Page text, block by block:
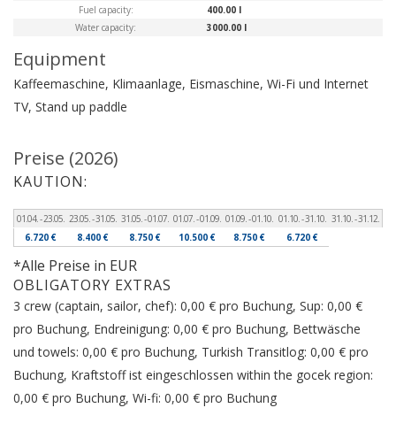
Fuel capacity:
400.00 l
Water capacity:
3000.00 l
Equipment
Kaffeemaschine, Klimaanlage, Eismaschine, Wi-Fi und Internet
TV, Stand up paddle
Preise (2026)
KAUTION:
01.04. - 23.05. 23.05. - 31.05. 31.05. - 01.07. 01.07. - 01.09. 01.09. - 01.10. 01.10. - 31.10. 31.10. - 31.12.
6.720 €
8.400 € 8.750 € 10.500 € 8.750 € 6.720 €
*Alle Preise in EUR
OBLIGATORY EXTRAS
3 crew (captain, sailor, chef): 0,00 € pro Buchung, Sup: 0,00 €
pro Buchung, Endreinigung: 0,00 € pro Buchung, Bettwäsche
und towels: 0,00 € pro Buchung, Turkish Transitlog: 0,00 € pro
Buchung, Kraftstoff ist eingeschlossen within the gocek region:
0,00 € pro Buchung, Wi-fi: 0,00 € pro Buchung